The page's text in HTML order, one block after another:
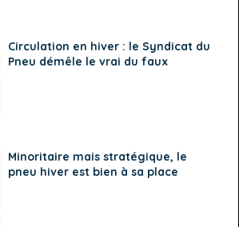
Circulation en hiver : le Syndicat du
Pneu démêle le vrai du faux
Minoritaire mais stratégique, le
pneu hiver est bien à sa place